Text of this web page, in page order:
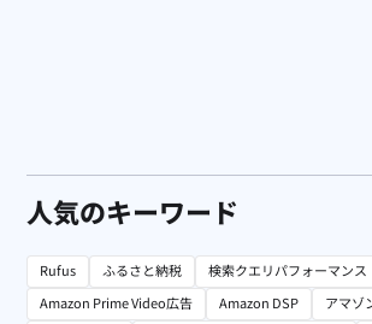
人気のキーワード
Rufus ふるさと納税
検索クエリパフォーマンス
Amazon Prime Video広告
Amazon DSP
アマゾ